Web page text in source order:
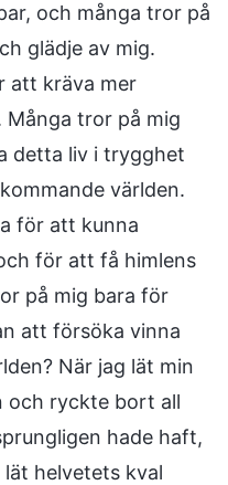
och många tror på
glädje av mig.
att kräva mer
Många tror på mig
detta liv i trygghet
världen.
för att kunna
för att få himlens
på mig bara för
att försöka vinna
När jag lät min
och ryckte bort all
hade haft,
helvetets kval